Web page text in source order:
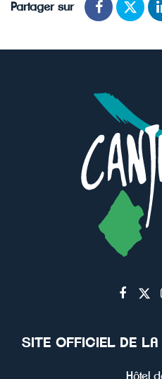
Partager sur
Partager
Lien
le
le
SITE OFFICIEL DE
Hôtel